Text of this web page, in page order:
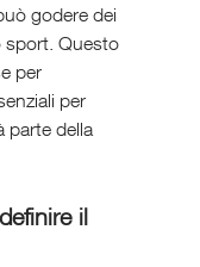
godere dei
sport. Questo
per
per
parte della
il